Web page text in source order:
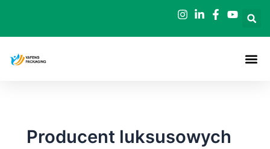
treści
Producent luksusowych